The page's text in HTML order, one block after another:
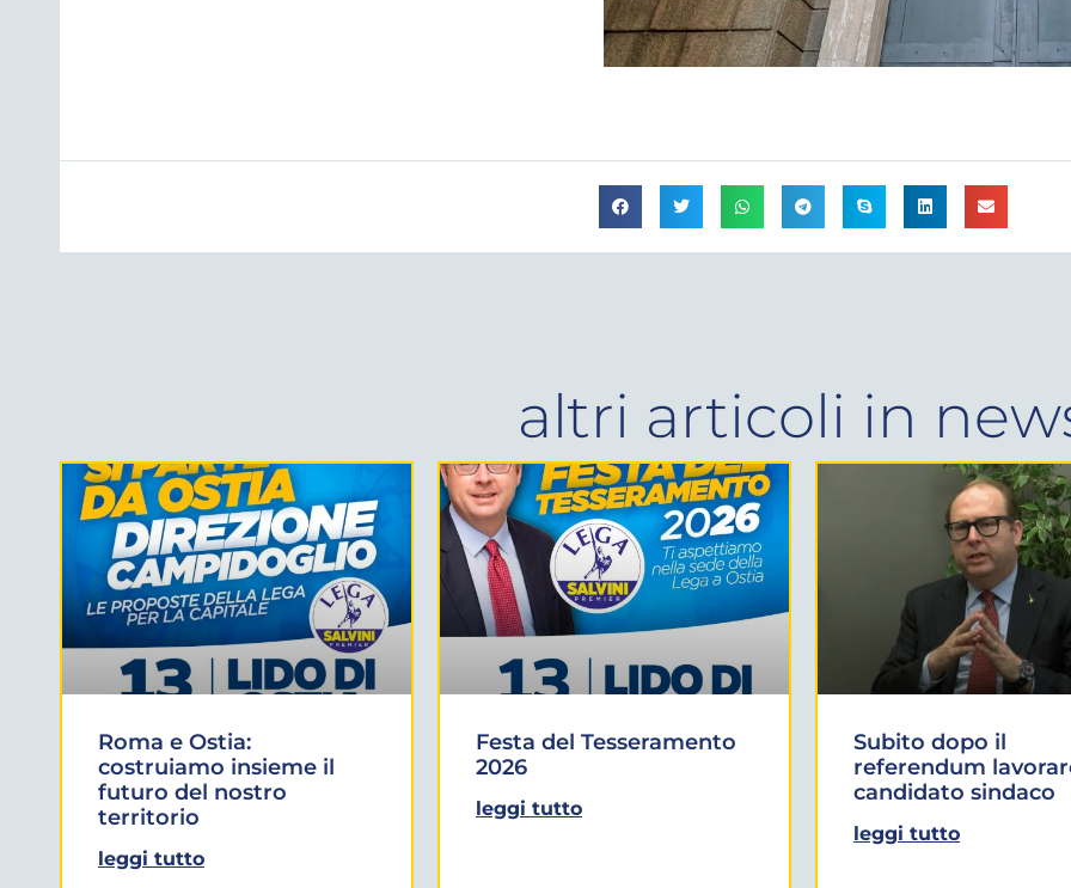
altri articoli in
Roma e Ostia:
costruiamo insieme il
futuro del nostro
territorio
leggi tutto
Festa del Tesseramento
2026
leggi tutto
Subito dopo il
referendum
candidato sindaco
leggi tutto